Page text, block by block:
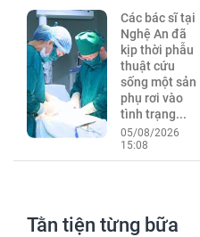
Các bác sĩ tại
Nghệ An đã
kịp thời phẫu
thuật cứu
sống một sản
phụ rơi vào
tình trạng...
05/08/2026
15:08
Tằn tiện từng bữa